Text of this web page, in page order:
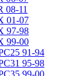
08-11
01-07
97-98
99-00
91-94
95-98